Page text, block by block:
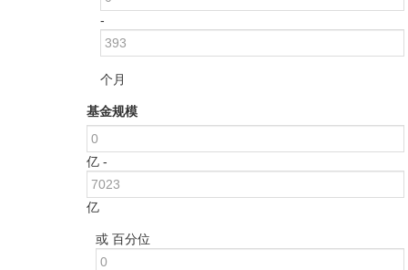
-
个月
基金规模
亿 -
亿
或 百分位